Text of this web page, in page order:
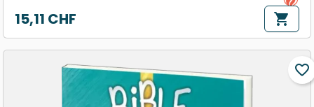
Prix
15,11 CHF shopping_cart
favorite_border